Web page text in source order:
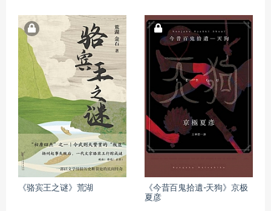
《骆宾王之谜》荒湖
《今昔百鬼拾遺-天狗》京极
夏彦